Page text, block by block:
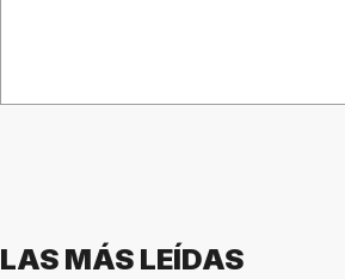
LAS MÁS LEÍDAS